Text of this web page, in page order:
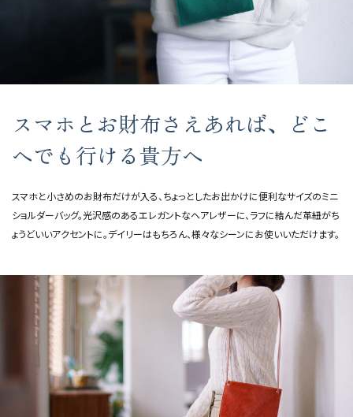
スマホとお財布さえあれば、どこ
へでも行ける貴方へ
スマホと小さめのお財布だけが入る、ちょっとしたお出かけに便利なサイズのミニ
ショルダーバッグ。光沢感のあるエレガントなヘアレザーに、ラフに結んだ革紐がち
ょうどいいアクセントに。デイリーはもちろん、様々なシーンにお使いいただけます。